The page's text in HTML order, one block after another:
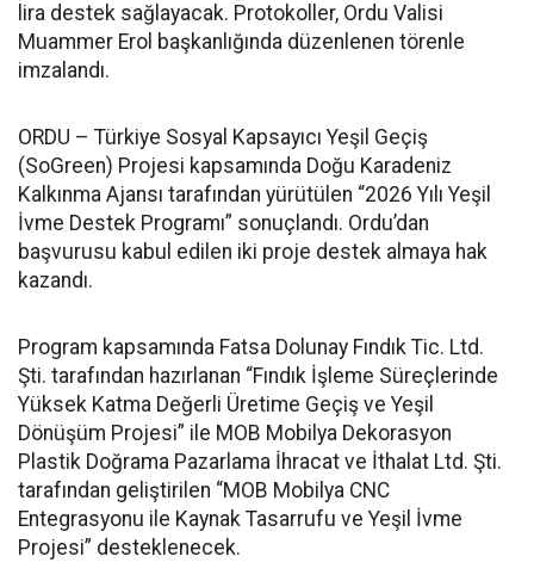
lira destek sağlayacak. Protokoller, Ordu Valisi
Muammer Erol başkanlığında düzenlenen törenle
imzalandı.
ORDU – Türkiye Sosyal Kapsayıcı Yeşil Geçiş
(SoGreen) Projesi kapsamında Doğu Karadeniz
Kalkınma Ajansı tarafından yürütülen “2026 Yılı Yeşil
İvme Destek Programı” sonuçlandı. Ordu’dan
başvurusu kabul edilen iki proje destek almaya hak
kazandı.
Program kapsamında Fatsa Dolunay Fındık Tic. Ltd.
Şti. tarafından hazırlanan “Fındık İşleme Süreçlerinde
Yüksek Katma Değerli Üretime Geçiş ve Yeşil
Dönüşüm Projesi” ile MOB Mobilya Dekorasyon
Plastik Doğrama Pazarlama İhracat ve İthalat Ltd. Şti.
tarafından geliştirilen “MOB Mobilya CNC
Entegrasyonu ile Kaynak Tasarrufu ve Yeşil İvme
Projesi” desteklenecek.